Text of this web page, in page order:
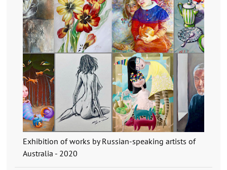
Exhibition of works by Russian-speaking artists of
Australia - 2020